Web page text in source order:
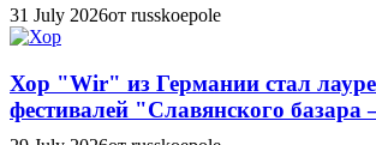
31 July 2026от russkoepole
Хор "Wir" из Германии стал
фестивалей "Славянского базара